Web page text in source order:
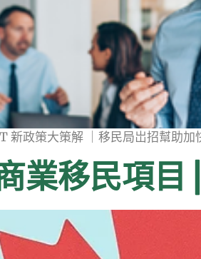
新政策大策解 ｜移民局岀招幫助
業移民項目